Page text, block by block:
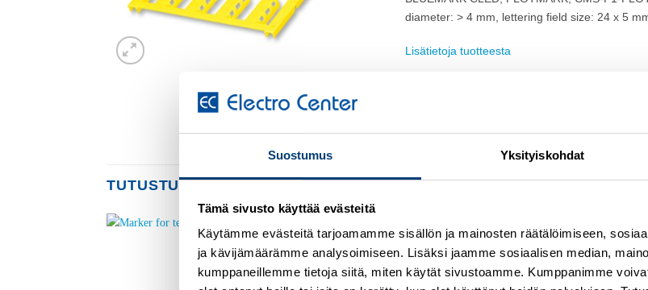
Suostumus Yksityiskohdat
Tämä sivusto käyttää evästeitä
Käytämme evästeitä tarjoamamme sisällön ja mainosten räätälöimiseen,
ja kävijämäärämme analysoimiseen. Lisäksi jaamme sosiaalisen median,
kumppaneillemme tietoja siitä, miten käytät sivustoamme. Kumppanimme
diameter: > 4 mm, lettering field size: 24 x 5
Lisätietoja tuotteesta
TUTUSTU MYÖS
Add to
Add to